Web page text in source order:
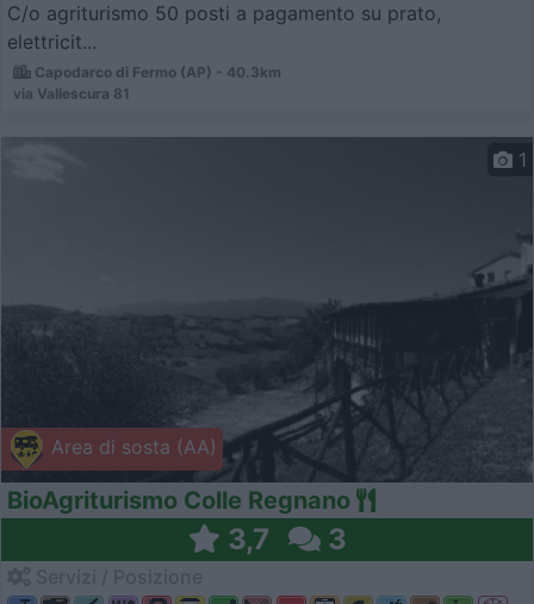
C/o agriturismo 50 posti a pagamento su prato,
elettricit...
Capodarco di Fermo (AP) - 40.3km
via Vallescura 81
Area di sosta (AA)
1
BioAgriturismo Colle Regnano
3,7 3